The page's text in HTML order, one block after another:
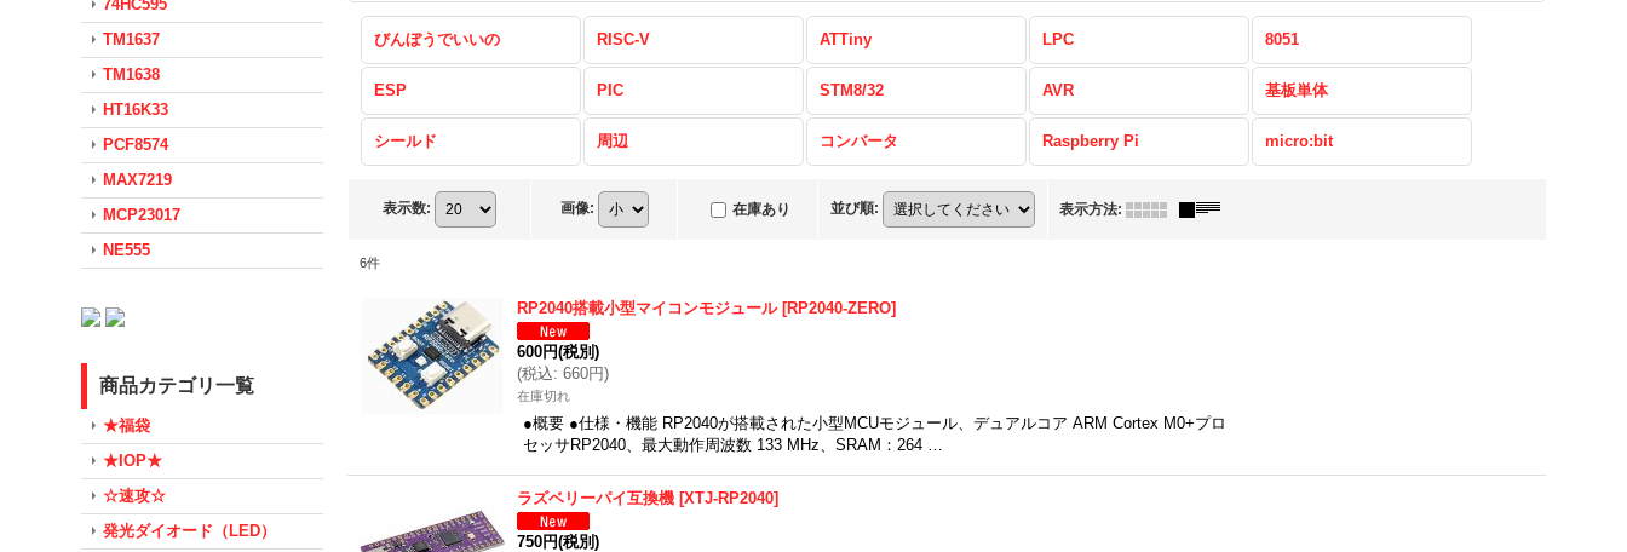
74HC595
TM1637
TM1638
HT16K33
PCF8574
MAX7219
MCP23017
NE555
商品カテゴリ一覧
★福袋
★IOP★
☆速攻☆
発光ダイオード（LED）
びんぼうでいいの RISC-V ATTiny LPC 8051
ESP PIC STM8/32 AVR 基板単体
シールド 周辺 コンバータ Raspberry Pi micro:bit
表示数: 画像: 在庫あり 並び順: 表示方法:
6件
RP2040搭載小型マイコンモジュール [RP2040-ZERO]
600円(税別)
(税込: 660円)
在庫切れ
●概要 ●仕様・機能 RP2040が搭載された小型MCUモジュール、デュアルコア ARM Cortex M0+プロ
セッサRP2040、最大動作周波数 133 MHz、SRAM：264 …
ラズベリーパイ互換機 [XTJ-RP2040]
750円(税別)